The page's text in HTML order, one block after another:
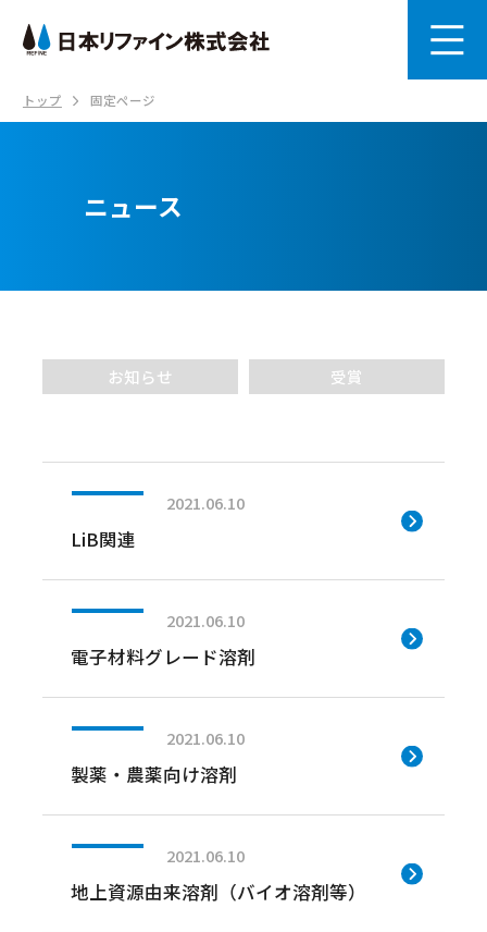
トップ 固定ページ
ニュース
お知らせ 受賞
2021.06.10
LiB関連
2021.06.10
電子材料グレード溶剤
2021.06.10
製薬・農薬向け溶剤
2021.06.10
地上資源由来溶剤（バイオ溶剤等）